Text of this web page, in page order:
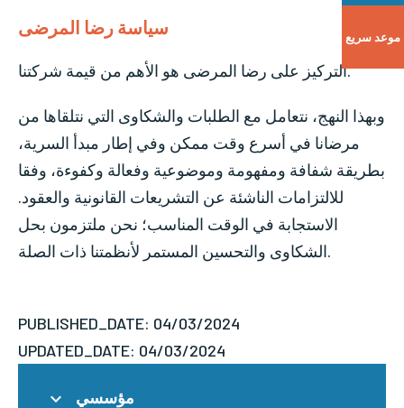
سياسة رضا المرضى
التركيز على رضا المرضى هو الأهم من قيمة شركتنا.
وبهذا النهج، نتعامل مع الطلبات والشكاوى التي نتلقاها من
مرضانا في أسرع وقت ممكن وفي إطار مبدأ السرية،
بطريقة شفافة ومفهومة وموضوعية وفعالة وكفوءة، وفقا
للالتزامات الناشئة عن التشريعات القانونية والعقود.
الاستجابة في الوقت المناسب؛ نحن ملتزمون بحل
الشكاوى والتحسين المستمر لأنظمتنا ذات الصلة.
PUBLISHED_DATE: 04/03/2024
UPDATED_DATE: 04/03/2024
مؤسسي
موعد سريع